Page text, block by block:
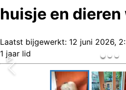
huisje en
Laatst bijgewerkt: 12 juni 2026,
1 jaar lid